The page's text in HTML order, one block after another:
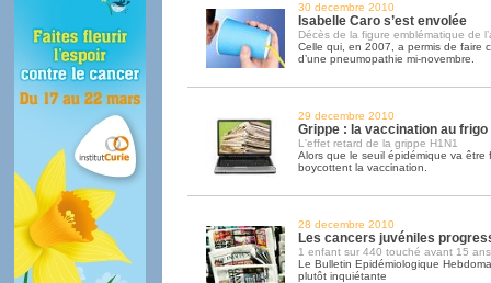
30 decembre 2010
Isabelle Caro s’est envolée
Décès de la figure emblématique de
Celle qui, en 2007, a permis de faire
d’une pneumopathie mi-novembre.
29 decembre 2010
Grippe : la vaccination au frigo
L'effet retard de la grippe H1N1
Alors que le seuil épidémique va être
boycottent la vaccination.
28 decembre 2010
Les cancers juvéniles
1 enfant sur 440 touché avant 15 ans
Le Bulletin Epidémiologique
plutôt inquiétante